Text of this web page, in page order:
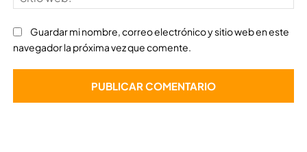
Guardar mi nombre, correo electrónico y sitio web en este
navegador la próxima vez que comente.